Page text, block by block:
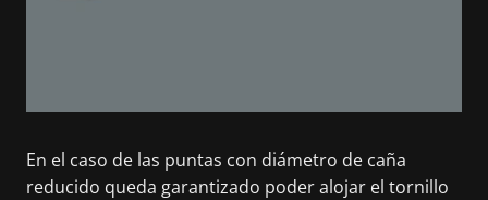
En el caso de las puntas con diámetro de caña
reducido queda garantizado poder alojar el tornillo